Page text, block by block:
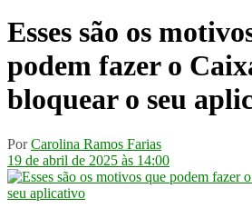
Esses são os
podem fazer o
bloquear o seu
Por Carolina Ramos Farias
19 de abril de 2025 às 14:00